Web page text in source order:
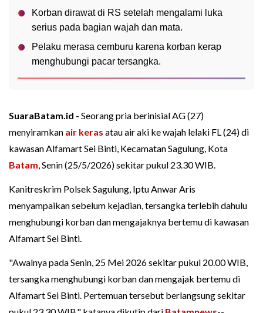
Korban dirawat di RS setelah mengalami luka
serius pada bagian wajah dan mata.
Pelaku merasa cemburu karena korban kerap
menghubungi pacar tersangka.
SuaraBatam.id - Seorang pria berinisial AG (27)
menyiramkan air keras atau air aki ke wajah lelaki FL (24) di
kawasan Alfamart Sei Binti, Kecamatan Sagulung, Kota
Batam, Senin (25/5/2026) sekitar pukul 23.30 WIB.
Kanitreskrim Polsek Sagulung, Iptu Anwar Aris
menyampaikan sebelum kejadian, tersangka terlebih dahulu
menghubungi korban dan mengajaknya bertemu di kawasan
Alfamart Sei Binti.
"Awalnya pada Senin, 25 Mei 2026 sekitar pukul 20.00 WIB,
tersangka menghubungi korban dan mengajak bertemu di
Alfamart Sei Binti. Pertemuan tersebut berlangsung sekitar